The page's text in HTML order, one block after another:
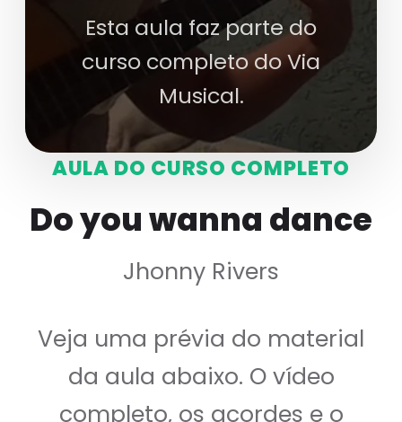
Esta aula faz parte do
curso completo do Via
Musical.
AULA DO CURSO COMPLETO
Do you wanna dance
Jhonny Rivers
Veja uma prévia do material
da aula abaixo. O vídeo
completo, os acordes e o